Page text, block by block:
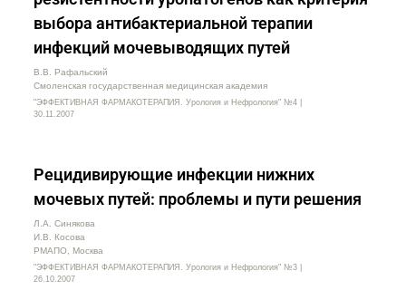
выбора антибактериальной терапии
инфекций мочевыводящих путей
В.В. Рафальский
Смоленская государственная медицинская академия
"ЭФФЕКТИВНАЯ ФАРМАКОТЕРАПИЯ. Урология и Нефрология" №4 |
30.11.2007
Рецидивирующие инфекции нижних
мочевых путей: проблемы и пути решения
Л.А. Синякова
И.В. Косова
РМАПО, Москва
"ЭФФЕКТИВНАЯ ФАРМАКОТЕРАПИЯ. Урология и Нефрология" №3 |
26.10.2007